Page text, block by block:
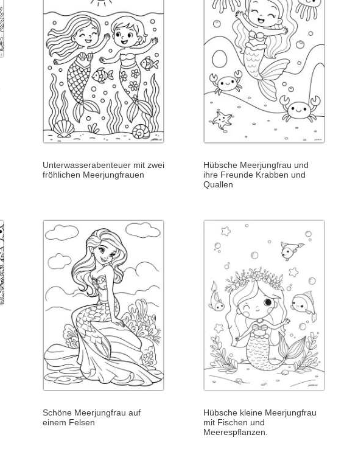
Unterwasserabenteuer mit zwei
fröhlichen Meerjungfrauen
Hübsche Meerjungfrau und
ihre Freunde Krabben und
Quallen
Schöne Meerjungfrau auf
einem Felsen
Hübsche kleine Meerjungfrau
mit Fischen und
Meerespflanzen.